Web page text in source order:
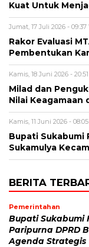
Kuat Untuk
Jumat, 17 Juli 2026 -
Rakor Evaluasi
Pembentukan
Kamis, 18 Juni 2026 -
Milad dan
Nilai Keagamaan
Kamis, 11 Juni 2026 -
Bupati Sukabumi
Sukamulya
BERITA
Pemerintahan
Bupati Sukabumi
Paripurna DPRD
Agenda Strategis